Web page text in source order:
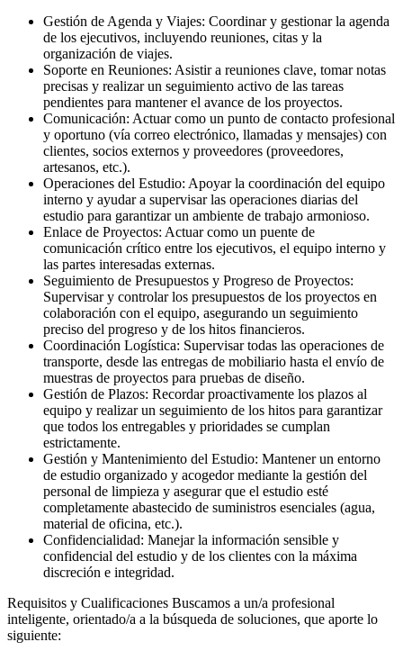
Gestión de Agenda y Viajes: Coordinar y gestionar la agenda
de los ejecutivos, incluyendo reuniones, citas y la
organización de viajes.
Soporte en Reuniones: Asistir a reuniones clave, tomar notas
precisas y realizar un seguimiento activo de las tareas
pendientes para mantener el avance de los proyectos.
Comunicación: Actuar como un punto de contacto profesional
y oportuno (vía correo electrónico, llamadas y mensajes) con
clientes, socios externos y proveedores (proveedores,
artesanos, etc.).
Operaciones del Estudio: Apoyar la coordinación del equipo
interno y ayudar a supervisar las operaciones diarias del
estudio para garantizar un ambiente de trabajo armonioso.
Enlace de Proyectos: Actuar como un puente de
comunicación crítico entre los ejecutivos, el equipo interno y
las partes interesadas externas.
Seguimiento de Presupuestos y Progreso de Proyectos:
Supervisar y controlar los presupuestos de los proyectos en
colaboración con el equipo, asegurando un seguimiento
preciso del progreso y de los hitos financieros.
Coordinación Logística: Supervisar todas las operaciones de
transporte, desde las entregas de mobiliario hasta el envío de
muestras de proyectos para pruebas de diseño.
Gestión de Plazos: Recordar proactivamente los plazos al
equipo y realizar un seguimiento de los hitos para garantizar
que todos los entregables y prioridades se cumplan
estrictamente.
Gestión y Mantenimiento del Estudio: Mantener un entorno
de estudio organizado y acogedor mediante la gestión del
personal de limpieza y asegurar que el estudio esté
completamente abastecido de suministros esenciales (agua,
material de oficina, etc.).
Confidencialidad: Manejar la información sensible y
confidencial del estudio y de los clientes con la máxima
discreción e integridad.
Requisitos y Cualificaciones Buscamos a un/a profesional
inteligente, orientado/a a la búsqueda de soluciones, que aporte lo
siguiente: